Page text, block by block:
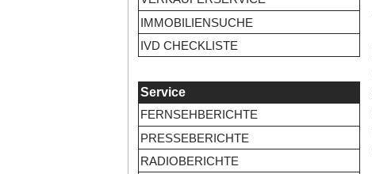
IMMOBILIENSUCHE
IVD CHECKLISTE
Service
FERNSEHBERICHTE
PRESSEBERICHTE
RADIOBERICHTE